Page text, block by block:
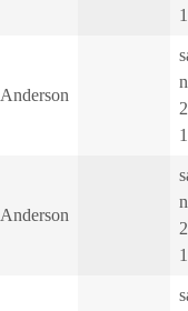
Anderson
Anderson